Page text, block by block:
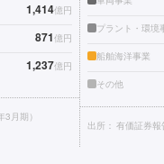
1,414億円
871億円
1,237億円
月期）
プラント・環境
船舶海洋事業
その他
出所： 有価証券報